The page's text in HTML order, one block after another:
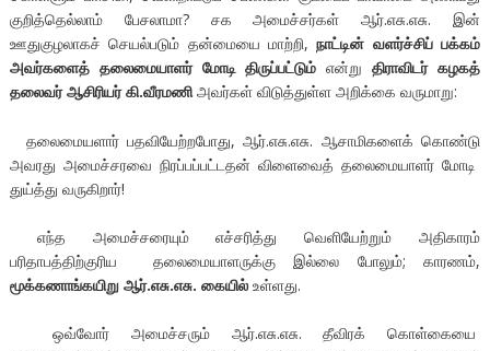
குறித்தெல்லாம் பேசலாமா? சக அமைச்சர்கள் ஆர்.எசு.எசு. இன்
ஊதுகுழலாகச் செயல்படும் தன்மையை மாற்றி,நாட்டின் வளர்ச்சிப் பக்கம்
அவர்களைத் தலைமையாளர் மோடி திருப்பட்டும் என்றுதிராவிடர் கழகத்
தலைவர் ஆசிரியர் கி.வீரமணிஅவர்கள் விடுத்துள்ள அறிக்கை வருமாறு:
தலைமையளார் பதவியேற்றபோது, ஆர்.எசு.எசு. ஆசாமிகளைக் கொண்டு
அவரது அமைச்சரவை நிரப்பப்பட்டதன் விளைவைத் தலைமையாளர் மோடி
துய்த்து வருகிறார்!
எந்த அமைச்சரையும் எச்சரித்து வெளியேற்றும் அதிகாரம்
பரிதாபத்திற்குரிய தலைமையாளருக்கு இல்லை போலும்; காரணம்,
மூக்கணாங்கயிறு ஆர்.எசு.எசு. கையில்உள்ளது.
ஒவ்வோர் அமைச்சரும் ஆர்.எசு.எசு. தீவிரக் கொள்கையை